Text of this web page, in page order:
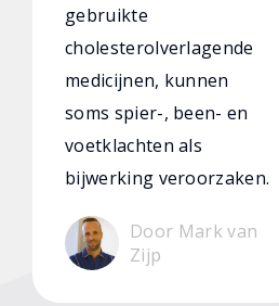
gebruikte
cholesterolverlagende
medicijnen, kunnen
soms spier-, been- en
voetklachten als
bijwerking veroorzaken.
Door Mark van
Zijp